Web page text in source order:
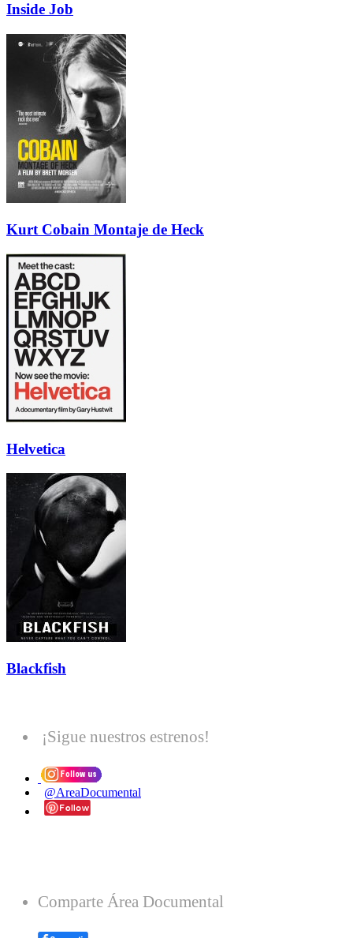
Inside Job
Kurt Cobain Montaje de Heck
Helvetica
Blackfish
¡Sigue nuestros estrenos!
@AreaDocumental
Comparte Área Documental